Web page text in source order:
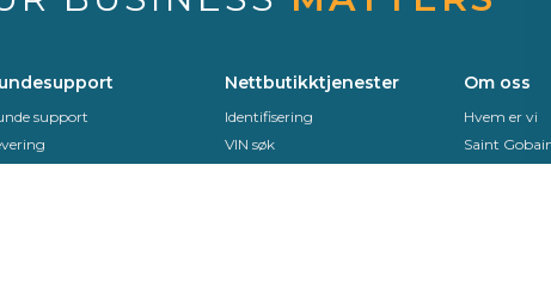
support
Nettbutikktjenester
Identifisering
VIN søk
Om oss
Hvem er vi
Saint